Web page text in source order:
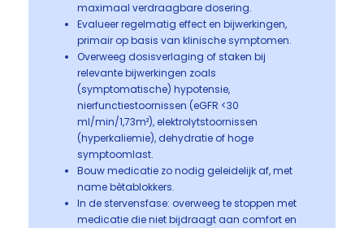
maximaal verdraagbare dosering.
Evalueer regelmatig effect en bijwerkingen,
primair op basis van klinische symptomen.
Overweeg dosisverlaging of staken bij
relevante bijwerkingen zoals
(symptomatische) hypotensie,
nierfunctiestoornissen (eGFR <30
ml/min/1,73m²), elektrolytstoornissen
(hyperkaliemie), dehydratie of hoge
symptoomlast.
Bouw medicatie zo nodig geleidelijk af, met
name bètablokkers.
In de stervensfase: overweeg te stoppen met
medicatie die niet bijdraagt aan comfort en